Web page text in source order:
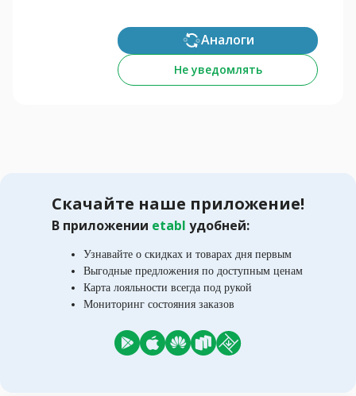
Аналоги
Не уведомлять
Скачайте наше приложение!
В приложении etabl удобней:
Узнавайте о скидках и товарах дня первым
Выгодные предложения по доступным ценам
Карта лояльности всегда под рукой
Мониторинг состояния заказов